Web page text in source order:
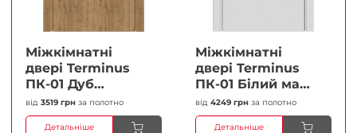
Міжкімнатні
двері Terminus
ПК-01 Дуб
античний Глухі
Плівка
від 3519 грн за полотно
Детальніше
Міжкімнатні
двері Terminus
ПК-01 Білий мат
(Термінус) Глухі
Плівка
від 4249 грн за полотно
Детальніше